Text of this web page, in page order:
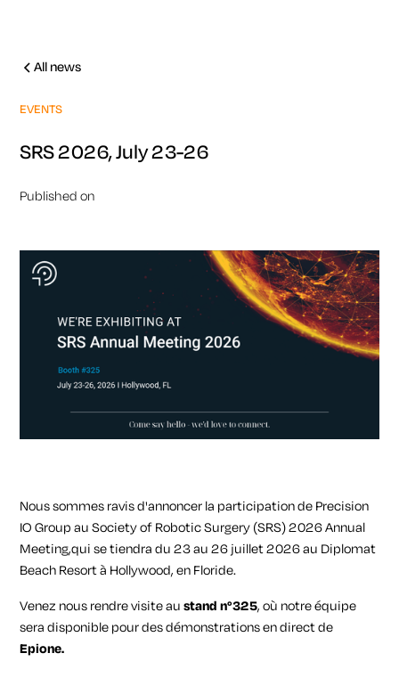
All news
EVENTS
SRS 2026, July 23-26
Published on
Nous sommes ravis d'annoncer la participation de Precision
IO Group au Society of Robotic Surgery (SRS) 2026 Annual
Meeting,qui se tiendra du 23 au 26 juillet 2026 au Diplomat
Beach Resort à Hollywood, en Floride.
Venez nous rendre visite austand n°325, où notre équipe
sera disponible pour des démonstrations en direct de
Epione.